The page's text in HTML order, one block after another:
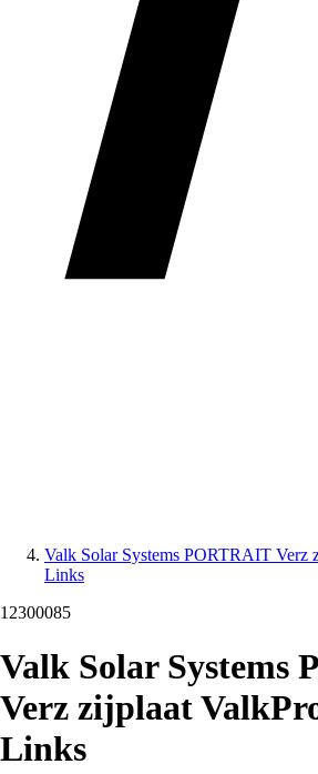
Valk Solar Systems PORTRAIT Verz
Links
12300085
Valk Solar Systems
Verz zijplaat
Links